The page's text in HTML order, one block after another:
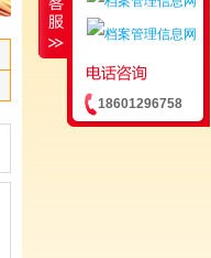
18601296758